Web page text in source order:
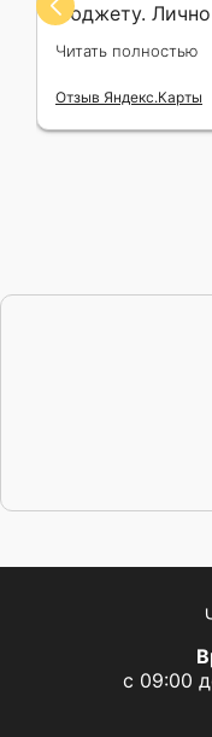
бюджету.
сделки в
понятно
прекрасно
пунктуален.
Читать полностью
Отзыв Яндекс.Карты
с 09:00